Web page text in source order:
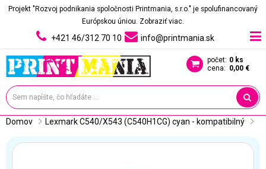
Projekt "Rozvoj podnikania spoločnosti Printmania, s.r.o." je spolufinancovaný
Európskou úniou. Zobraziť viac.
+421 46/312 70 10 info@printmania.sk
počet: 0 ks
cena: 0,00 €
Domov Lexmark C540/X543 (C540H1CG) cyan - kompatibilný